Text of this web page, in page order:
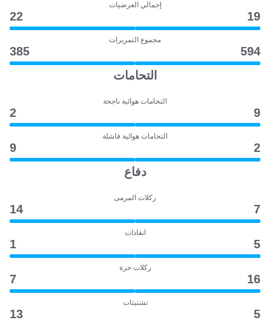
إجمالي العرضيات
19
22
مجموع التمريرات
594
385
التحامات
التحامات هوائية ناجحة
9
2
التحامات هوائية فاشلة
2
9
دفاع
ركلات المرمى
7
14
انقاذات
5
1
ركلات حرة
16
7
تشتيتات
5
13